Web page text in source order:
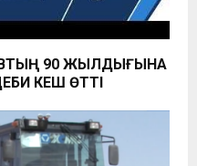
90 ЖЫЛДЫҒЫНА
КЕШ ӨТТІ